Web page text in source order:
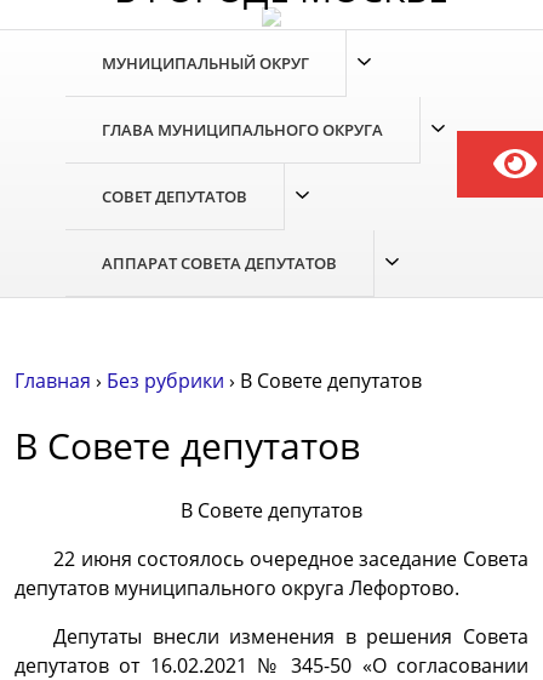
content
МУНИЦИПАЛЬНЫЙ ОКРУГ
ГЛАВА МУНИЦИПАЛЬНОГО ОКРУГА
СОВЕТ ДЕПУТАТОВ
АППАРАТ СОВЕТА ДЕПУТАТОВ
Главная › Без рубрики › В Совете депутатов
В Совете депутатов
В Совете депутатов
22 июня состоялось очередное заседание Совета
депутатов муниципального округа Лефортово.
Депутаты внесли изменения в решения Совета
депутатов от 16.02.2021 № 345-50 «О согласовании